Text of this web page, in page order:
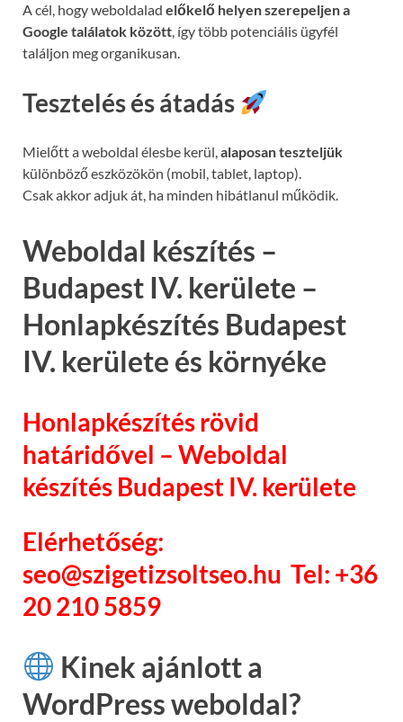
A cél, hogy weboldalad előkelő helyen szerepeljen a
Google találatok között, így több potenciális ügyfél
találjon meg organikusan.
Tesztelés és átadás
Mielőtt a weboldal élesbe kerül,alaposan teszteljük
különböző eszközökön (mobil, tablet, laptop).
Csak akkor adjuk át, ha minden hibátlanul működik.
Weboldal készítés –
Budapest IV. kerülete –
Honlapkészítés Budapest
IV. kerülete és környéke
Honlapkészítés rövid
határidővel – Weboldal
készítés Budapest IV. kerülete
Elérhetőség:
seo@szigetizsoltseo.hu Tel: +36
20 210 5859
Kinek ajánlott a
WordPress weboldal?